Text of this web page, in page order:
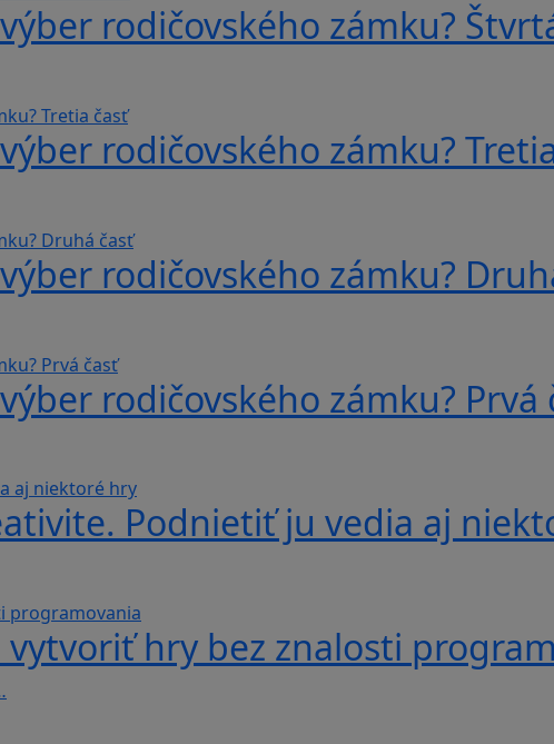
rodičovského zámku?
rodičovského zámku?
rodičovského zámku?
rodičovského zámku? Prvá
Podnietiť ju vedia aj
hry bez znalosti